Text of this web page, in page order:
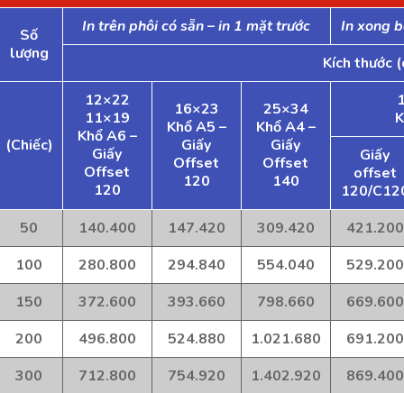
Số
lượng
In trên phôi có sẵn – in 1 mặt trước
In xong
Kích thước
(Chiếc)
12×22
11×19
Khổ A6 –
Giấy
Offset
120
16×23
Khổ A5 –
Giấy
Offset
120
25×34
Khổ A4 –
Giấy
Offset
140
Giấy
offset
120/
50
140.400 147.420 309.420
421.200
100
280.800 294.840 554.040
529.200
150
372.600 393.660 798.660
669.600
200
496.800 524.880 1.021.680
691.200
300
712.800 754.920 1.402.920
869.400